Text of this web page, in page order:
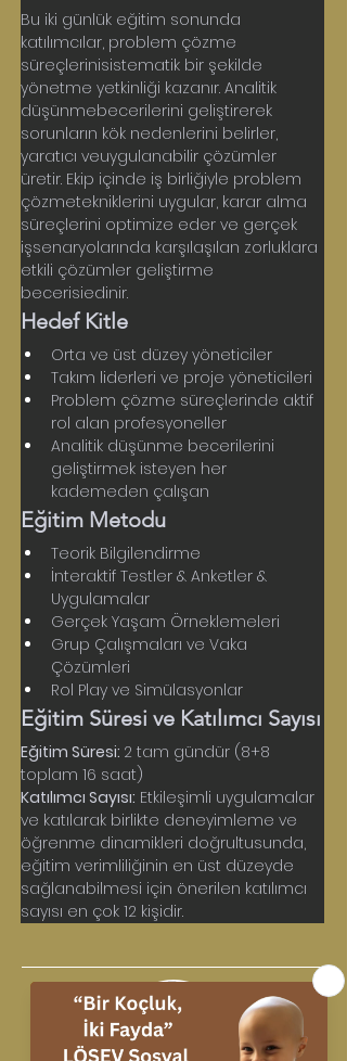
Bu iki günlük eğitim sonunda
katılımcılar, problem çözme
süreçlerinisistematik bir şekilde
yönetme yetkinliği kazanır. Analitik
düşünmebecerilerini geliştirerek
sorunların kök nedenlerini belirler,
yaratıcı veuygulanabilir çözümler
üretir. Ekip içinde iş birliğiyle problem
çözmetekniklerini uygular, karar alma
süreçlerini optimize eder ve gerçek
işsenaryolarında karşılaşılan zorluklara
etkili çözümler geliştirme
becerisiedinir.
Hedef Kitle
Orta ve üst düzey yöneticiler
Takım liderleri ve proje yöneticileri
Problem çözme süreçlerinde aktif
rol alan profesyoneller
Analitik düşünme becerilerini
geliştirmek isteyen her
kademeden çalışan
Eğitim Metodu
Teorik Bilgilendirme
İnteraktif Testler & Anketler &
Uygulamalar
Gerçek Yaşam Örneklemeleri
Grup Çalışmaları ve Vaka
Çözümleri
Rol Play ve Simülasyonlar
Eğitim Süresi ve Katılımcı Sayısı
Eğitim Süresi: 2 tam gündür (8+8
toplam 16 saat)
Katılımcı Sayısı: Etkileşimli uygulamalar
ve katılarak birlikte deneyimleme ve
öğrenme dinamikleri doğrultusunda,
eğitim verimliliğinin en üst düzeyde
sağlanabilmesi için önerilen katılımcı
sayısı en çok 12 kişidir.